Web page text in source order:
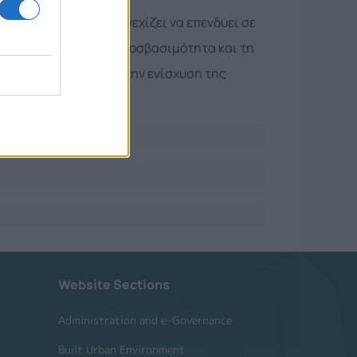
Κομοτηνής συνεχίζει να επενδύει σε
ανάπτυξη, την προσβασιμότητα και τη
των πολιτών και στην ενίσχυση της
Website Sections
Administration and e-Governance
Built Urban Environment